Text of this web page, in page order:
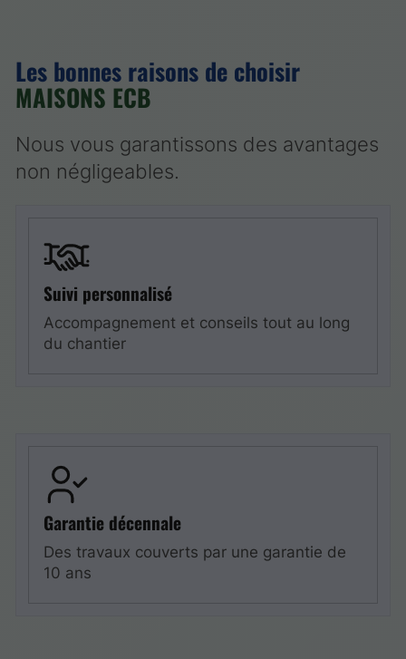
Les bonnes raisons de choisir
MAISONS ECB
Nous vous garantissons des avantages
non négligeables.
Suivi personnalisé
Accompagnement et conseils tout au long
du chantier
Garantie décennale
Des travaux couverts par une garantie de
10 ans